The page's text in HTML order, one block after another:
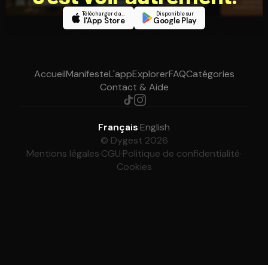
Télécharger dans
l'App Store
Disponible sur
Google Play
AccueilManifesteL'appExplorerFAQCatégories
Contact & Aide
Français·English
© Dygest 2026
Mentions légales·CGU·Politique de confidentialité·
Cookies